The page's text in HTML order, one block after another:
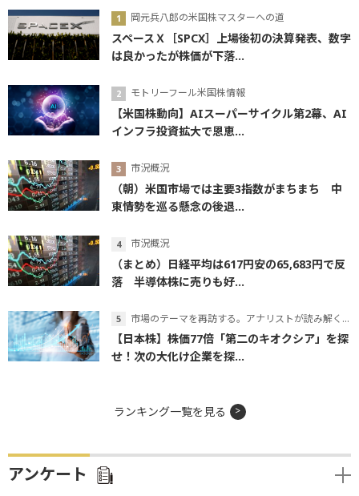
岡元兵八郎の米国株マスターへの道
スペースＸ［SPCX］上場後初の決算発表、数字
は良かったが株価が下落...
モトリーフール米国株情報
【米国株動向】AIスーパーサイクル第2幕、AI
インフラ投資拡大で恩恵...
市況概況
（朝）米国市場では主要3指数がまちまち 中
東情勢を巡る懸念の後退...
市況概況
（まとめ）日経平均は617円安の65,683円で反
落 半導体株に売りも好...
市場のテーマを再訪する。アナリストが読み解くテーマの本質
【日本株】株価77倍「第二のキオクシア」を探
せ！次の大化け企業を探...
ランキング一覧を見る
アンケート